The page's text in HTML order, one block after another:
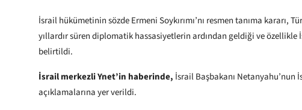
İsrail hükümetinin sözde Ermeni Soykırımı’nı resmen tanıma kararı,
yıllardır süren diplomatik hassasiyetlerin ardından geldiği ve
belirtildi.
İsrail merkezli Ynet’in haberinde, İsrail Başbakanı Netanyahu’nun
açıklamalarına yer verildi.